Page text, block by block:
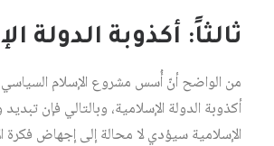
ثالثاً: أكذوبة الدولة
من الواضح أنّ أُسس مشروع الإسلام
أكذوبة الدولة الإسلامية، وبالتالي فإن
الإسلامية سيؤدي لا محالة إلى إجهاض فكرة